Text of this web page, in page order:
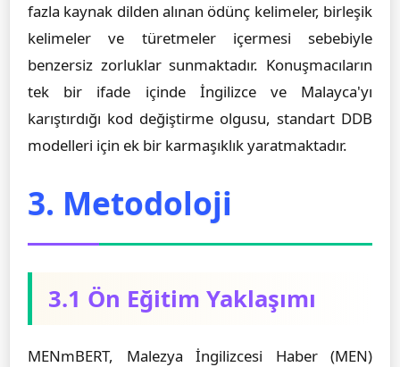
fazla kaynak dilden alınan ödünç kelimeler, birleşik
kelimeler ve türetmeler içermesi sebebiyle
benzersiz zorluklar sunmaktadır. Konuşmacıların
tek bir ifade içinde İngilizce ve Malayca'yı
karıştırdığı kod değiştirme olgusu, standart DDB
modelleri için ek bir karmaşıklık yaratmaktadır.
3. Metodoloji
3.1 Ön Eğitim Yaklaşımı
MENmBERT, Malezya İngilizcesi Haber (MEN)